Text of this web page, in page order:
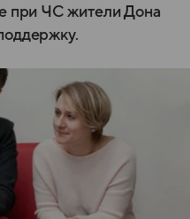
при ЧС жители Дона